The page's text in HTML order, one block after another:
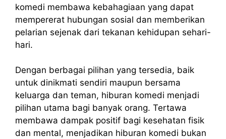
komedi membawa kebahagiaan yang dapat
mempererat hubungan sosial dan memberikan
pelarian sejenak dari tekanan kehidupan sehari-
hari.
Dengan berbagai pilihan yang tersedia, baik
untuk dinikmati sendiri maupun bersama
keluarga dan teman, hiburan komedi menjadi
pilihan utama bagi banyak orang. Tertawa
membawa dampak positif bagi kesehatan fisik
dan mental, menjadikan hiburan komedi bukan